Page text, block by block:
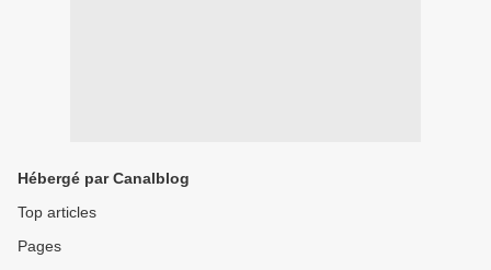
Hébergé par Canalblog
Top articles
Pages